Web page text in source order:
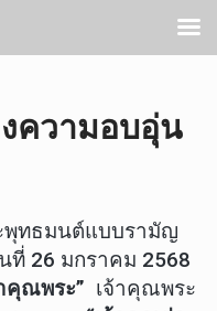
ความอบอุ่น
พุทธมนต์แบบรามัญ
ที่ 26 มกราคม 2568
คุณพระ” เจ้าคุณพระ